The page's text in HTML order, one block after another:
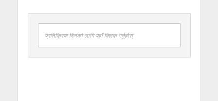
प्रतिक्रिया दिनको लागि यहाँ क्लिक गर्नुहोस्